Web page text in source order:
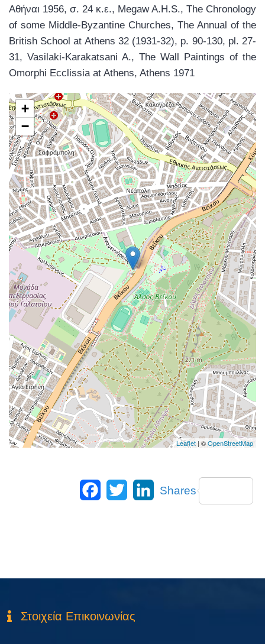
Αθήναι 1956, σ. 24 κ.ε., Megaw A.H.S., The Chronology
of some Middle-Byzantine Churches, The Annual of the
British School at Athens 32 (1931-32), p. 90-130, pl. 27-
31, Vasilaki-Karakatsani A., The Wall Paintings of the
Omorphi Ecclissia at Athens, Athens 1971
+
−
Leaflet | ©OpenStreetMap
Facebook
Twitter LinkedIn
Shares
Στοιχεία Επικοινωνίας